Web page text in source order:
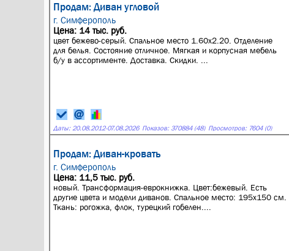
Продам: Диван угловой
г. Симферополь
Цена: 14 тыс. руб.
цвет бежево-серый. Спальное место 1.60х2.20. Отделение
для белья. Состояние отличное. Мягкая и корпусная мебель
б/у в ассортименте. Доставка. Скидки. ...
Даты: 20.08.2012-07.08.2026 Показов: 370884 (48) Просмотров: 7604 (0)
Продам: Диван-кровать
г. Симферополь
Цена: 11,5 тыс. руб.
новый. Трансформация-еврокнижка. Цвет:бежевый. Есть
другие цвета и модели диванов. Спальное место: 195х150 см.
Ткань: рогожка, флок, турецкий гобелен....